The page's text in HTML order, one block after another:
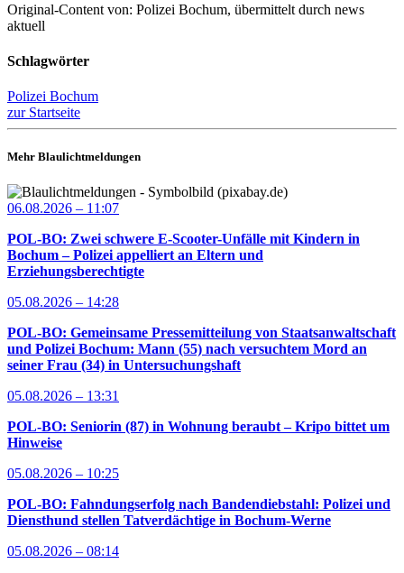
Original-Content von: Polizei Bochum, übermittelt durch news
aktuell
Schlagwörter
Polizei Bochum
zur Startseite
Mehr Blaulichtmeldungen
06.08.2026 – 11:07
POL-BO: Zwei schwere E-Scooter-Unfälle mit Kindern in
Bochum – Polizei appelliert an Eltern und
Erziehungsberechtigte
05.08.2026 – 14:28
POL-BO: Gemeinsame Pressemitteilung von Staatsanwaltschaft
und Polizei Bochum: Mann (55) nach versuchtem Mord an
seiner Frau (34) in Untersuchungshaft
05.08.2026 – 13:31
POL-BO: Seniorin (87) in Wohnung beraubt – Kripo bittet um
Hinweise
05.08.2026 – 10:25
POL-BO: Fahndungserfolg nach Bandendiebstahl: Polizei und
Diensthund stellen Tatverdächtige in Bochum-Werne
05.08.2026 – 08:14